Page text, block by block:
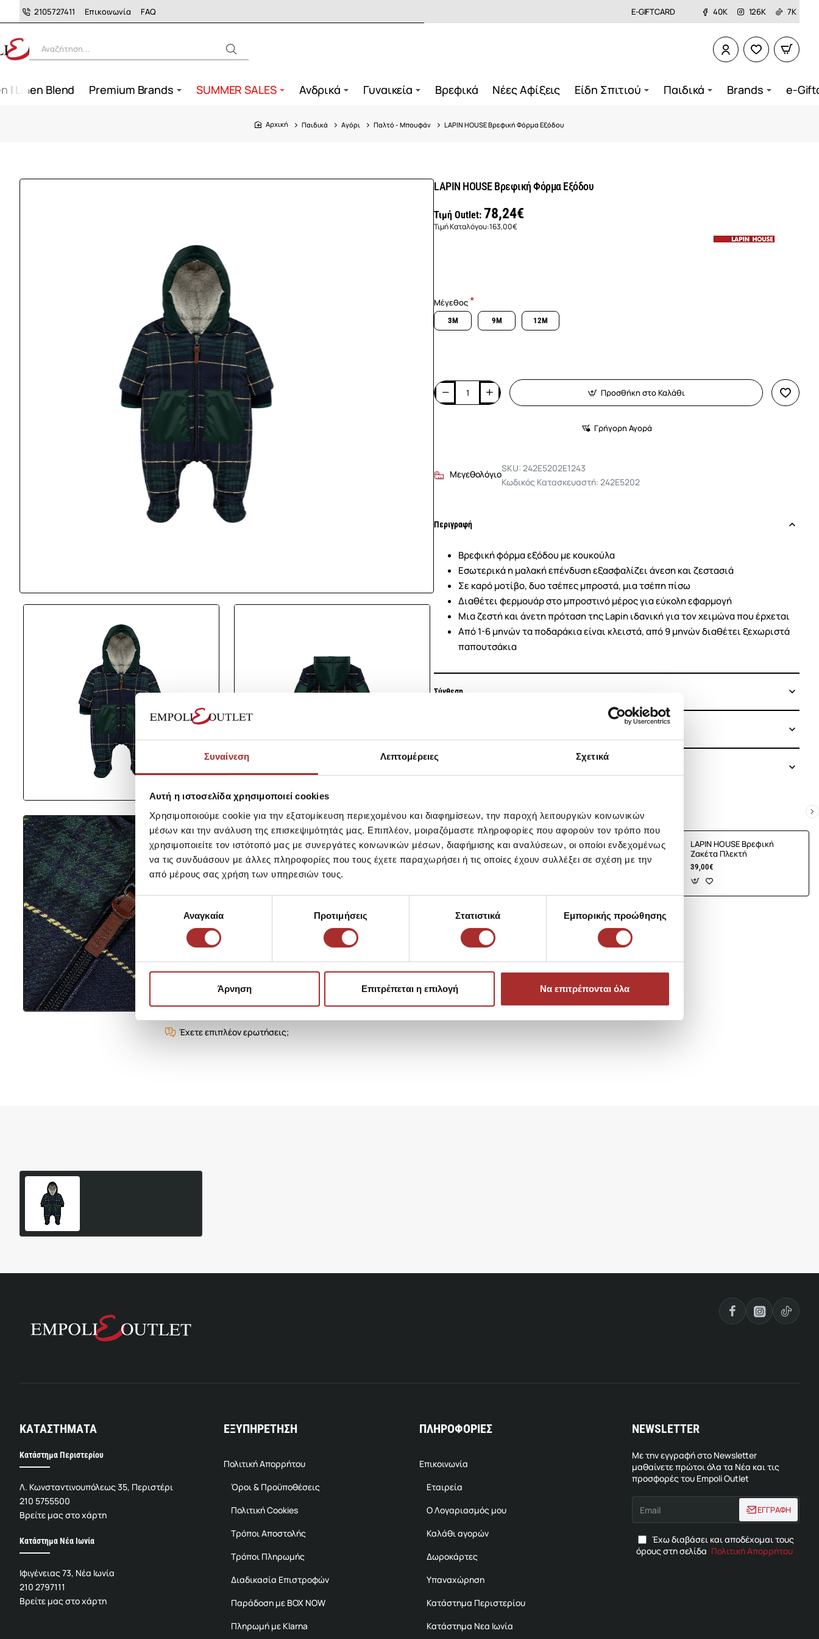
Συναίνεση Λεπτομέρειες Σχετικά
Αυτή η ιστοσελίδα χρησιμοποιεί cookies
Χρησιμοποιούμε cookie για την εξατομίκευση περιεχομένου και διαφημίσεων, την παροχή λειτουργιών κοινωνικών
μέσων και την ανάλυση της επισκεψιμότητάς μας. Επιπλέον, μοιραζόμαστε πληροφορίες που αφορούν τον τρόπο που
χρησιμοποιείτε τον ιστότοπό μας με συνεργάτες κοινωνικών μέσων, διαφήμισης και αναλύσεων, οι οποίοι ενδεχομένως
να τις συνδυάσουν με άλλες πληροφορίες που τους έχετε παραχωρήσει ή τις οποίες έχουν συλλέξει σε σχέση με την
από μέρους σας χρήση των υπηρεσιών τους.
Επιλογή
συγκατάθεσηςΑναγκαία Προτιμήσεις Στατιστικά Εμπορικής προώθησης
Άρνηση Επιτρέπεται η επιλογή Να επιτρέπονται όλα
2105727411 Επικοινωνία FAQ E-GIFTCARD 40K 126K 7K
Αναζήτηση...
| Linen Blend Premium Brands SUMMER SALES Ανδρικά Γυναικεία Βρεφικά Νέες Αφίξεις Είδη Σπιτιού Παιδικά Brands e-
home
Παιδικά Αγόρι Παλτό - Μπουφάν LAPIN HOUSE Βρεφική Φόρμα Εξόδου
Έχετε επιπλέον ερωτήσεις;
LAPIN HOUSE Βρεφική Φόρμα Εξόδου
Τιμή Outlet: 78,24€
Τιμή Καταλόγου:163,00€
Μέγεθος
3M 9M 12M
Προσθήκη στο Καλάθι
Γρήγορη Αγορά
Μεγεθολόγιο
SKU: 242E5202E1243
Κωδικός Κατασκευαστή: 242E5202
Περιγραφή
Βρεφική φόρμα εξόδου με κουκούλα
Εσωτερικά η μαλακή επένδυση εξασφαλίζει άνεση και ζεστασιά
Σε καρό μοτίβο, δυο τσέπες μπροστά, μια τσέπη πίσω
Διαθέτει φερμουάρ στο μπροστινό μέρος για εύκολη εφαρμογή
Μια ζεστή και άνετη πρόταση της Lapin ιδανική για τον χειμώνα που έρχεται
Από 1-6 μηνών τα ποδαράκια είναι κλειστά, από 9 μηνών διαθέτει ξεχωριστά
παπουτσάκια
Σύνθεση
LAPIN HOUSE Βρεφική
Ζακέτα Πλεκτή
39,00€
LAPIN HOUSE Βρεφική
Ζακέτα Πλεκτή
39,00€
ΚΑΤΑΣΤΗΜΑΤΑ
Κατάστημα Περιστερίου
Λ. Κωνσταντινουπόλεως 35, Περιστέρι
210 5755500
Βρείτε μας στο χάρτη
Κατάστημα Νέα Ιωνία
Ιφιγένειας 73, Νέα Ιωνία
210 2797111
Βρείτε μας στο χάρτη
ΕΞΥΠΗΡΕΤΗΣΗ
Πολιτική Απορρήτου
Όροι & Προϋποθέσεις
Πολιτική Cookies
Τρόποι Αποστολής
Τρόποι Πληρωμής
Διαδικασία Επιστροφών
Παράδοση με BOX NOW
Πληρωμή με Klarna
ΠΛΗΡΟΦΟΡΙΕΣ
Επικοινωνία
Εταιρεία
Ο Λογαριασμός μου
Καλάθι αγορών
Δωροκάρτες
Υπαναχώρηση
Κατάστημα Περιστερίου
Κατάστημα Νεα Ιωνία
NEWSLETTER
Με την εγγραφή στο Newsletter
μαθαίνετε πρώτοι όλα τα Νέα και τις
προσφορές του Empoli Outlet
Email
ΕΓΓΡΑΦΗ
Έχω διαβάσει και αποδέχομαι τους
όρους στη σελίδα Πολιτική Απορρήτου